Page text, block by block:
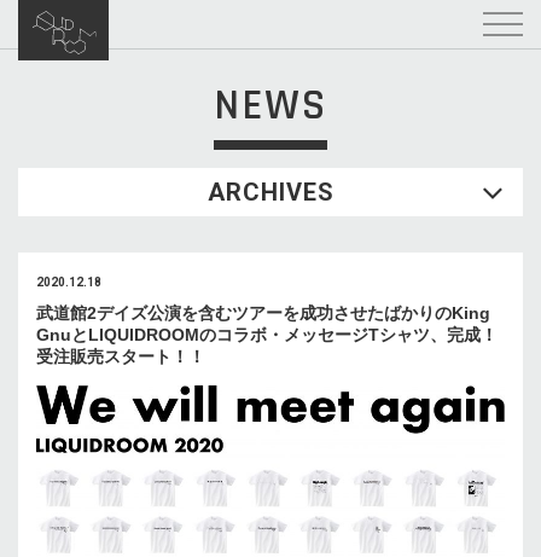
NEWS
ARCHIVES
2020.12.18
武道館2デイズ公演を含むツアーを成功させたばかりのKing
GnuとLIQUIDROOMのコラボ・メッセージTシャツ、完成！
受注販売スタート！！